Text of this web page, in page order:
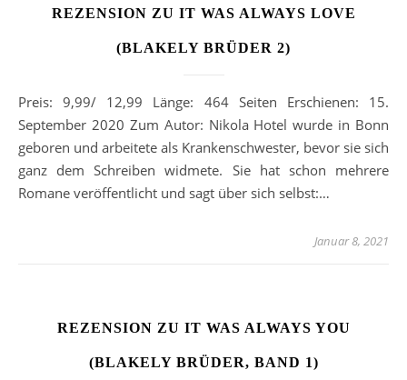
REZENSION ZU IT WAS ALWAYS LOVE
(BLAKELY BRÜDER 2)
Preis: 9,99/ 12,99 Länge: 464 Seiten Erschienen: 15.
September 2020 Zum Autor: Nikola Hotel wurde in Bonn
geboren und arbeitete als Krankenschwester, bevor sie sich
ganz dem Schreiben widmete. Sie hat schon mehrere
Romane veröffentlicht und sagt über sich selbst:…
Januar 8, 2021
REZENSION ZU IT WAS ALWAYS YOU
(BLAKELY BRÜDER, BAND 1)